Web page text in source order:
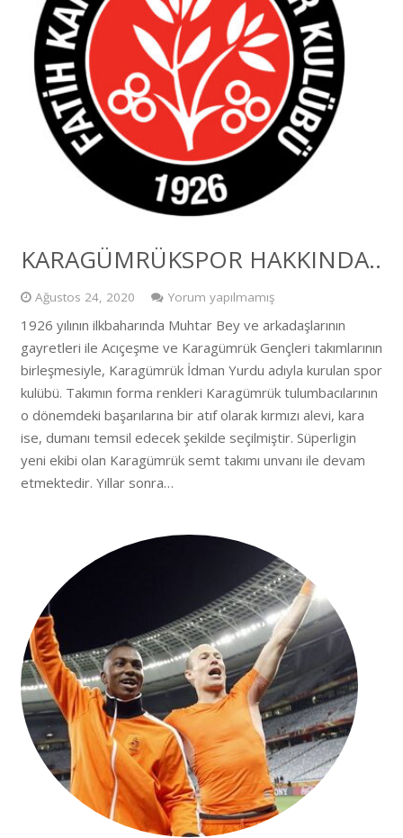
KARAGÜMRÜKSPOR HAKKINDA..
Ağustos 24, 2020 Yorum yapılmamış
1926 yılının ilkbaharında Muhtar Bey ve arkadaşlarının
gayretleri ile Acıçeşme ve Karagümrük Gençleri takımlarının
birleşmesiyle, Karagümrük İdman Yurdu adıyla kurulan spor
kulübü. Takımın forma renkleri Karagümrük tulumbacılarının
o dönemdeki başarılarına bir atıf olarak kırmızı alevi, kara
ise, dumanı temsil edecek şekilde seçilmiştir. Süperligin
yeni ekibi olan Karagümrük semt takımı unvanı ile devam
etmektedir. Yıllar sonra…